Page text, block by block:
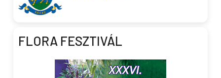
FLORA FESZTIVÁL